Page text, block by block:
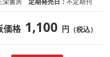
価格 1,100 円 （税込）